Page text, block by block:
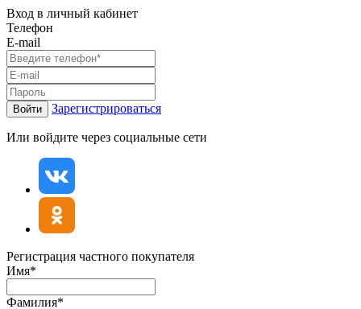
Вход в личный кабинет
Телефон
E-mail
Войти Зарегистрироваться
Или войдите через социальные сети
Регистрация частного покупателя
Имя*
Фамилия*